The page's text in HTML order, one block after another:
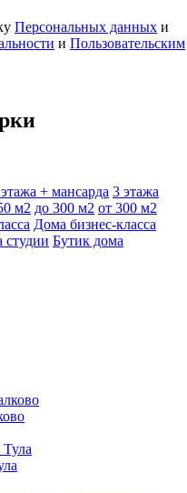
Персональных данных и
и Пользовательским
+ мансарда 3 этажа
м2 до 300 м2 от 300 м2
Дома бизнес-класса
студии Бутик дома